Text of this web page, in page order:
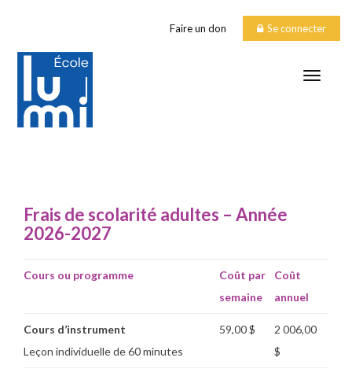
Faire un don Se connecter
Frais de scolarité adultes – Année
2026-2027
Cours ou programme
Coût par
semaine
Coût
annuel
Cours d’instrument
Leçon individuelle de 60 minutes
59,00 $
2 006,00
$